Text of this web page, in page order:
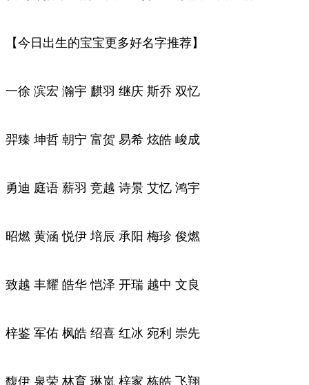
【今日出生的宝宝更多好名字推荐】
一徐 滨宏 瀚宇 麒羽 继庆 斯乔 双忆
羿臻 坤哲 朝宁 富贺 易希 炫皓 峻成
勇迪 庭语 薪羽 竞越 诗景 艾忆 鸿宇
昭燃 黄涵 悦伊 培辰 承阳 梅珍 俊燃
致越 丰耀 皓华 恺泽 开瑞 越中 文良
梓鉴 军佑 枫皓 绍喜 红冰 宛利 崇先
馥伊 泉荣 林育 琳岚 梓家 栋皓 飞翔